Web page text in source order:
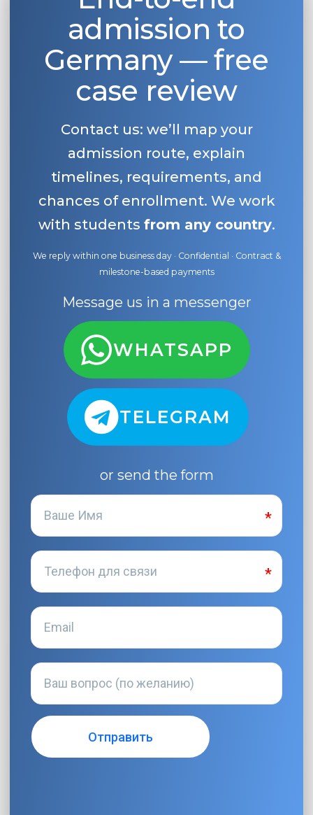
admission to
Germany — free
case review
Contact us: we’ll map your
admission route, explain
timelines, requirements, and
chances of enrollment. We work
with students from any country.
We reply within one business day · Confidential · Contract &
milestone-based payments
Message us in a messenger
WHATSAPP
TELEGRAM
or send the form